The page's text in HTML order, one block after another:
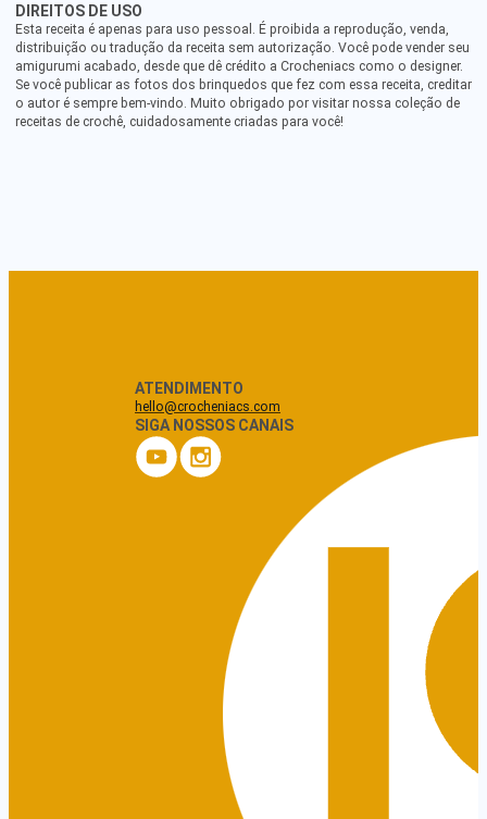
DIREITOS DE USO
Esta receita é apenas para uso pessoal. É proibida a reprodução, venda,
distribuição ou tradução da receita sem autorização. Você pode vender seu
amigurumi acabado, desde que dê crédito a Crocheniacs como o designer.
Se você publicar as fotos dos brinquedos que fez com essa receita, creditar
o autor é sempre bem-vindo. Muito obrigado por visitar nossa coleção de
receitas de crochê, cuidadosamente criadas para você!
ATENDIMENTO
hello@crocheniacs.com
SIGA NOSSOS CANAIS